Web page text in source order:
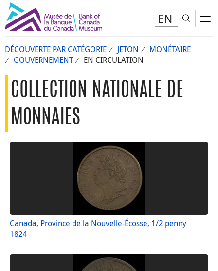
EN
DÉCOUVERTE PAR CATÉGORIE JETON
MONÉTAIRE
GOUVERNEMENT
EN CIRCULATION
COLLECTION NATIONALE DE
MONNAIES
Canada, Province de la Nouvelle-Écosse, 1/2 penny
1824